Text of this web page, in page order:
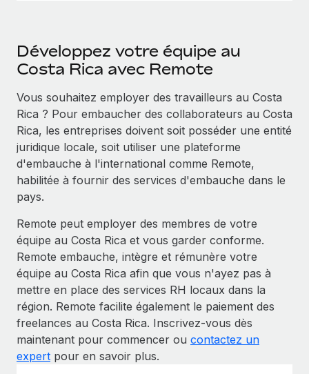
Développez votre équipe au
Costa Rica avec Remote
Vous souhaitez employer des travailleurs au Costa
Rica ? Pour embaucher des collaborateurs au Costa
Rica, les entreprises doivent soit posséder une entité
juridique locale, soit utiliser une plateforme
d'embauche à l'international comme Remote,
habilitée à fournir des services d'embauche dans le
pays.
Remote peut employer des membres de votre
équipe au Costa Rica et vous garder conforme.
Remote embauche, intègre et rémunère votre
équipe au Costa Rica afin que vous n'ayez pas à
mettre en place des services RH locaux dans la
région. Remote facilite également le paiement des
freelances au Costa Rica. Inscrivez-vous dès
maintenant pour commencer ou contactez un
expert pour en savoir plus.